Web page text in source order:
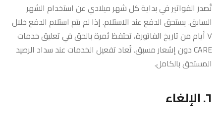
تُصدر الفواتير في بداية كل شهر ميلادي عن استخدام الشهر
السابق. يستحق الدفع عند الاستلام. إذا لم يتم استلام الدفع خلال
٧ أيام من تاريخ الفاتورة، تحتفظ ثمرة بالحق في تعليق خدمات
CARE دون إشعار مسبق. تُعاد تفعيل الخدمات عند سداد الرصيد
المستحق بالكامل.
٦. الإلغاء